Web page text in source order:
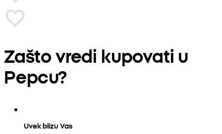
Zašto vredi kupovati u
Pepcu?
Uvek blizu Vas